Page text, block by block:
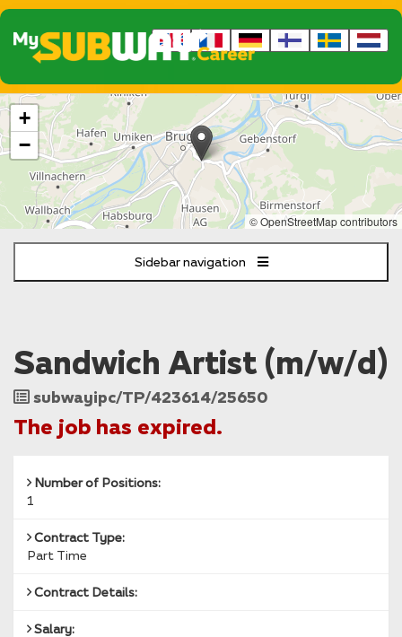
The
following
content
displays
of
the
jobs
+
−
© OpenStreetMap contributors
Sidebar navigation
Sandwich Artist (m/w/d)
Job
Reference
subwayipc/TP/423614/25650
The job has expired.
Number of Positions:
1
Contract Type:
Part Time
Contract Details:
Salary: